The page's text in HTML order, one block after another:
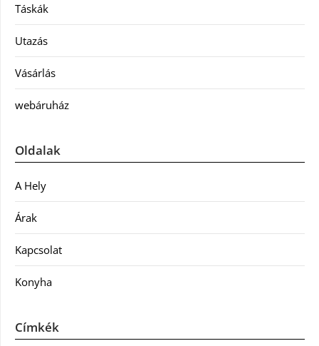
Táskák
Utazás
Vásárlás
webáruház
Oldalak
A Hely
Árak
Kapcsolat
Konyha
Címkék